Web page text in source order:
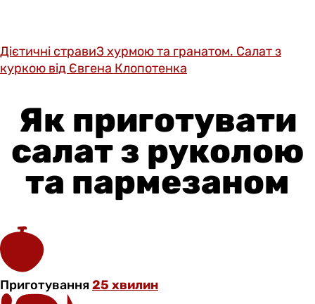
Дієтичні стравиЗ хурмою та гранатом. Салат з
куркою від Євгена Клопотенка
Як приготувати
салат з руколою
та пармезаном
Приготування25 хвилин